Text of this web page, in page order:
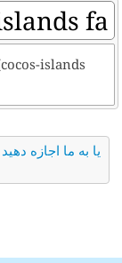
islands
یا به ما اجازه